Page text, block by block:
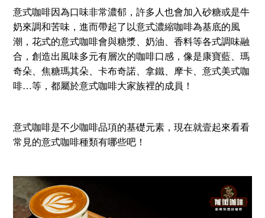
意式咖啡因為口味非常濃郁，許多人也會加入砂糖或是牛
奶來調和苦味，進而帶起了以意式濃縮咖啡為基底的風
潮，花式的意式咖啡會與糖漿、奶油、香料等各式調味融
合，創造出風味多元有層次的咖啡口感，像是康寶藍、瑪
奇朵、焦糖瑪其朵、卡布奇諾、拿鐵、摩卡、意式美式咖
啡…等，都屬於意式咖啡大家族裡的成員！
意式咖啡是不少咖啡品項的基礎元素，現在就壹起來看看
常見的意式咖啡種類有哪些吧！